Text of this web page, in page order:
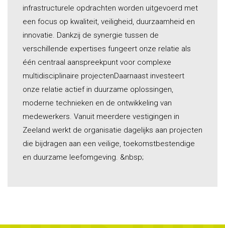
infrastructurele opdrachten worden uitgevoerd met
een focus op kwaliteit, veiligheid, duurzaamheid en
innovatie. Dankzij de synergie tussen de
verschillende expertises fungeert onze relatie als
één centraal aanspreekpunt voor complexe
multidisciplinaire projectenDaarnaast investeert
onze relatie actief in duurzame oplossingen,
moderne technieken en de ontwikkeling van
medewerkers. Vanuit meerdere vestigingen in
Zeeland werkt de organisatie dagelijks aan projecten
die bijdragen aan een veilige, toekomstbestendige
en duurzame leefomgeving. &nbsp;